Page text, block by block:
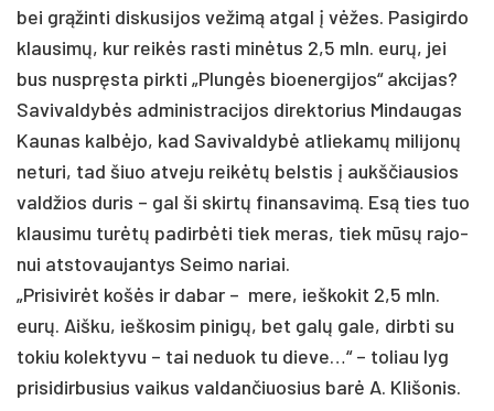
bei grąžin­ti dis­ku­si­jos ve­žimą at­gal į vėžes. Pa­si­gir­do
klau­simų, kur reikės ras­ti minė­tus 2,5 mln. eurų, jei
bus nu­spręsta pirk­ti „Plungės bioe­ner­gi­jos“ ak­ci­jas?
Sa­vi­val­dybės ad­mi­nist­ra­ci­jos di­rek­to­rius Min­dau­gas
Kau­nas kalbė­jo, kad Sa­vi­val­dybė at­lie­kamų mi­li­jonų
ne­tu­ri, tad šiuo at­ve­ju reikėtų bels­tis į aukš­čiau­sios
vald­žios du­ris – gal ši skirtų fi­nan­sa­vimą. Esą ties tuo
klau­si­mu turėtų pa­dirbė­ti tiek me­ras, tiek mūsų ra­jo­
nui at­sto­vau­jan­tys Sei­mo na­riai.
„Pri­si­virėt košės ir da­bar – me­re, ieš­ko­kit 2,5 mln.
eurų. Aiš­ku, ieš­ko­sim pi­nigų, bet galų ga­le, dirb­ti su
to­kiu ko­lek­ty­vu – tai ne­duok tu die­ve…“ – to­liau lyg
pri­si­dir­bu­sius vai­kus val­dan­čiuo­sius barė A. Kli­šo­nis.